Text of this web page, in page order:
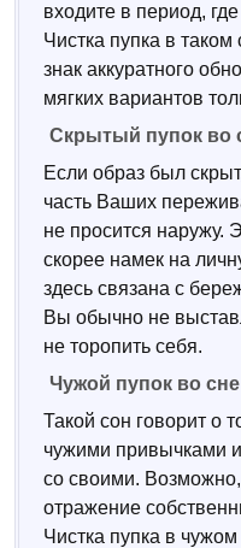
входите в период,
Чистка пупка в
знак аккуратного
мягких вариантов
Скрытый пупок во
Если образ был
часть Ваших
не просится наружу.
скорее намек на
здесь связана с
Вы обычно не
не торопить себя.
Чужой пупок во сне
Такой сон говорит о
чужими привычками
со своими.
отражение
Чистка пупка в